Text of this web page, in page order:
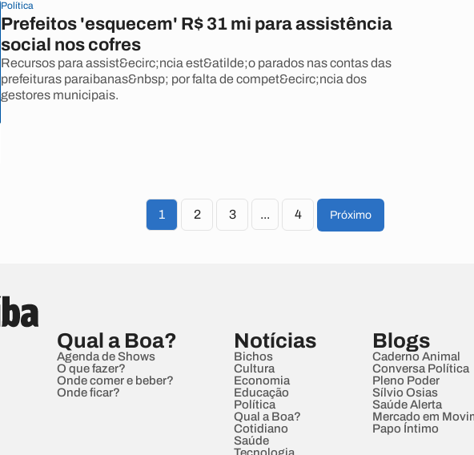
Política
Prefeitos 'esquecem' R$ 31 mi para assistência
social nos cofres
Recursos para assist&ecirc;ncia est&atilde;o parados nas contas das
prefeituras paraibanas&nbsp; por falta de compet&ecirc;ncia dos
gestores municipais.
1 2 3 ... 4 Próximo
Qual a Boa?
Agenda de Shows
O que fazer?
Onde comer e beber?
Onde ficar?
Notícias
Bichos
Cultura
Economia
Educação
Política
Qual a Boa?
Cotidiano
Saúde
Blogs
Caderno Animal
Conversa Política
Pleno Poder
Sílvio Osias
Saúde Alerta
Mercado em
Papo Íntimo